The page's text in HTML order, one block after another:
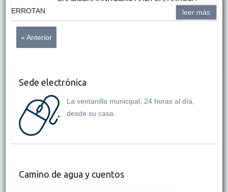
ERROTAN
leer más
« Anterior
Sede electrónica
La ventanilla municipal, 24 horas al día,
desde su casa.
Camino de agua y cuentos